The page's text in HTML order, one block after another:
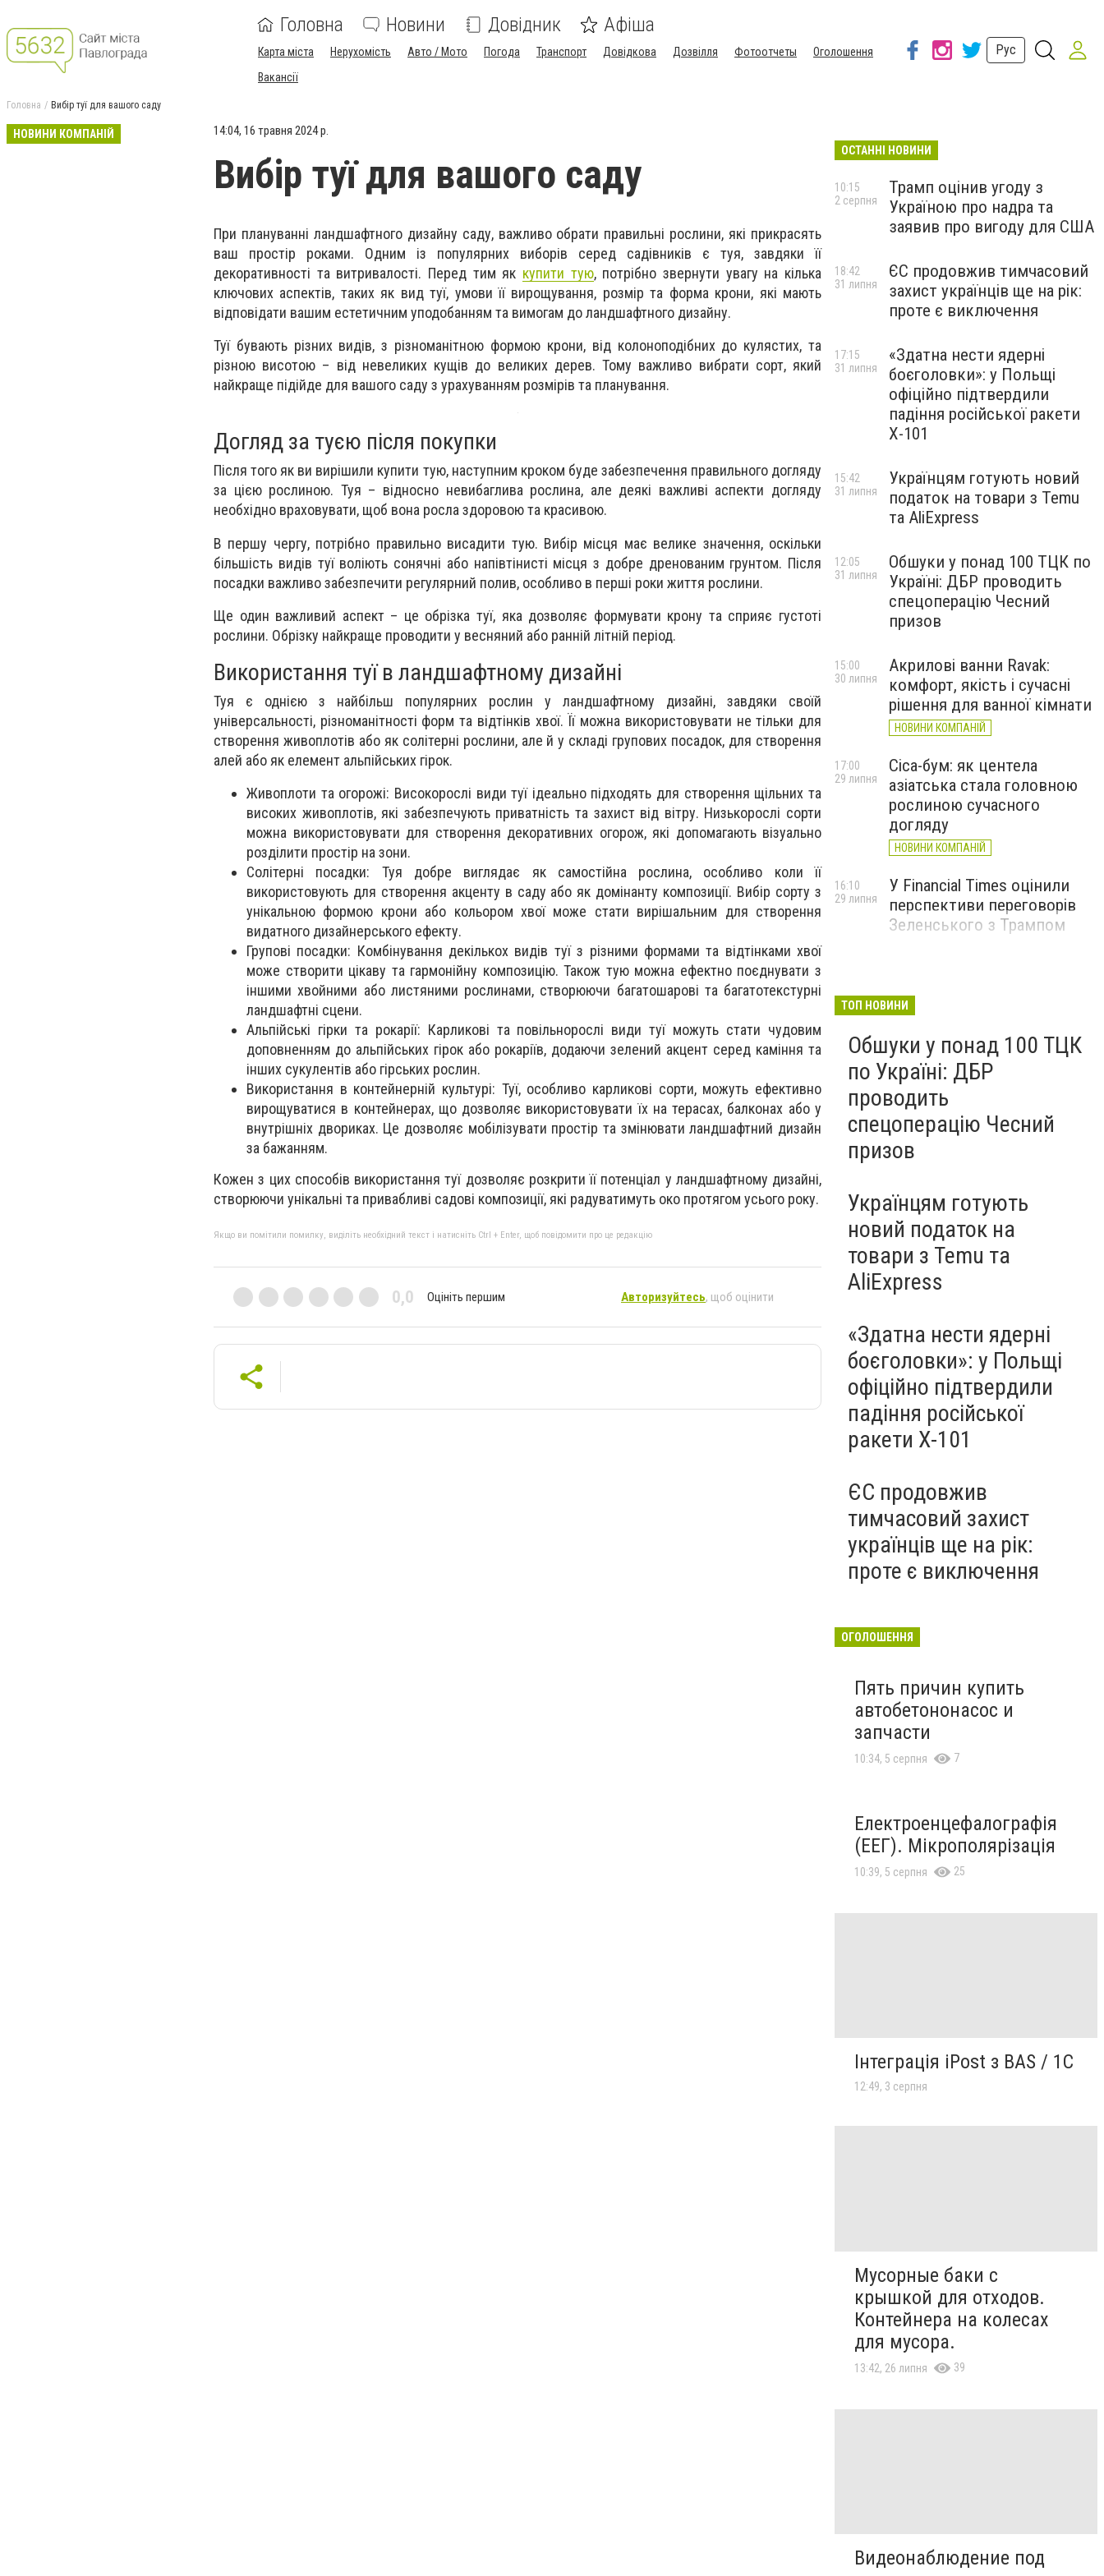
Головна Новини Довідник Афіша
Карта міста Нерухомість Авто / Мото Погода Транспорт Довідкова Дозвілля Фотоотчеты
Оголошення
Вакансії
Рус
Головна Вибір туї для вашого саду
НОВИНИ КОМПАНІЙ 14:04, 16 травня 2024 р.
Вибір туї для вашого саду
При плануванні ландшафтного дизайну саду, важливо обрати правильні рослини, які прикрасять
ваш простір роками. Одним із популярних виборів серед садівників є туя, завдяки її
декоративності та витривалості. Перед тим як купити тую, потрібно звернути увагу на кілька
ключових аспектів, таких як вид туї, умови її вирощування, розмір та форма крони, які мають
відповідати вашим естетичним уподобанням та вимогам до ландшафтного дизайну.
Туї бувають різних видів, з різноманітною формою крони, від колоноподібних до кулястих, та
різною висотою – від невеликих кущів до великих дерев. Тому важливо вибрати сорт, який
найкраще підійде для вашого саду з урахуванням розмірів та планування.
Догляд за туєю після покупки
Після того як ви вирішили купити тую, наступним кроком буде забезпечення правильного догляду
за цією рослиною. Туя – відносно невибаглива рослина, але деякі важливі аспекти догляду
необхідно враховувати, щоб вона росла здоровою та красивою.
В першу чергу, потрібно правильно висадити тую. Вибір місця має велике значення, оскільки
більшість видів туї воліють сонячні або напівтінисті місця з добре дренованим грунтом. Після
посадки важливо забезпечити регулярний полив, особливо в перші роки життя рослини.
Ще один важливий аспект – це обрізка туї, яка дозволяє формувати крону та сприяє густоті
рослини. Обрізку найкраще проводити у весняний або ранній літній період.
Використання туї в ландшафтному дизайні
Туя є однією з найбільш популярних рослин у ландшафтному дизайні, завдяки своїй
універсальності, різноманітності форм та відтінків хвої. Її можна використовувати не тільки для
створення живоплотів або як солітерні рослини, але й у складі групових посадок, для створення
алей або як елемент альпійських гірок.
Живоплоти та огорожі: Високорослі види туї ідеально підходять для створення щільних та
високих живоплотів, які забезпечують приватність та захист від вітру. Низькорослі сорти
можна використовувати для створення декоративних огорож, які допомагають візуально
розділити простір на зони.
Солітерні посадки: Туя добре виглядає як самостійна рослина, особливо коли її
використовують для створення акценту в саду або як домінанту композиції. Вибір сорту з
унікальною формою крони або кольором хвої може стати вирішальним для створення
видатного дизайнерського ефекту.
Групові посадки: Комбінування декількох видів туї з різними формами та відтінками хвої
може створити цікаву та гармонійну композицію. Також тую можна ефектно поєднувати з
іншими хвойними або листяними рослинами, створюючи багатошарові та багатотекстурні
ландшафтні сцени.
Альпійські гірки та рокарії: Карликові та повільнорослі види туї можуть стати чудовим
доповненням до альпійських гірок або рокаріїв, додаючи зелений акцент серед каміння та
інших сукулентів або гірських рослин.
Використання в контейнерній культурі: Туї, особливо карликові сорти, можуть ефективно
вирощуватися в контейнерах, що дозволяє використовувати їх на терасах, балконах або у
внутрішніх двориках. Це дозволяє мобілізувати простір та змінювати ландшафтний дизайн
за бажанням.
Кожен з цих способів використання туї дозволяє розкрити її потенціал у ландшафтному дизайні,
створюючи унікальні та привабливі садові композиції, які радуватимуть око протягом усього року.
Якщо ви помітили помилку, виділіть необхідний текст і натисніть Ctrl + Enter, щоб повідомити про це редакцію
0,0 Оцініть першим Авторизуйтесь, щоб оцінити
ОСТАННІ НОВИНИ
Трамп оцінив угоду з
Україною про надра та
заявив про вигоду для США
10:15
2 серпня
ЄС продовжив тимчасовий
захист українців ще на рік:
проте є виключення
18:42
31 липня
«Здатна нести ядерні
боєголовки»: у Польщі
офіційно підтвердили
падіння російської ракети
Х-101
17:15
31 липня
Українцям готують новий
податок на товари з Temu
та AliExpress
15:42
31 липня
Обшуки у понад 100 ТЦК по
Україні: ДБР проводить
спецоперацію Чесний
призов
12:05
31 липня
Акрилові ванни Ravak:
комфорт, якість і сучасні
рішення для ванної кімнати
НОВИНИ КОМПАНІЙ
15:00
30 липня
Cica-бум: як центела
азіатська стала головною
рослиною сучасного
догляду
НОВИНИ КОМПАНІЙ
17:00
29 липня
У Financial Times оцінили
перспективи переговорів
Зеленського з Трампом
16:10
29 липня
ТОП НОВИНИ
Обшуки у понад 100 ТЦК
по Україні: ДБР
проводить
спецоперацію Чесний
призов
Українцям готують
новий податок на
товари з Temu та
AliExpress
«Здатна нести ядерні
боєголовки»: у Польщі
офіційно підтвердили
падіння російської
ракети Х-101
ЄС продовжив
тимчасовий захист
українців ще на рік:
проте є виключення
ОГОЛОШЕННЯ
Пять причин купить
автобетононасос и
запчасти
10:34, 5 серпня 7
Електроенцефалографія
(ЕЕГ). Мікрополярізація
10:39, 5 серпня 25
Інтеграція iPost з BAS / 1С
12:49, 3 серпня
Мусорные баки с
крышкой для отходов.
Контейнера на колесах
для мусора.
13:42, 26 липня 39
Видеонаблюдение под